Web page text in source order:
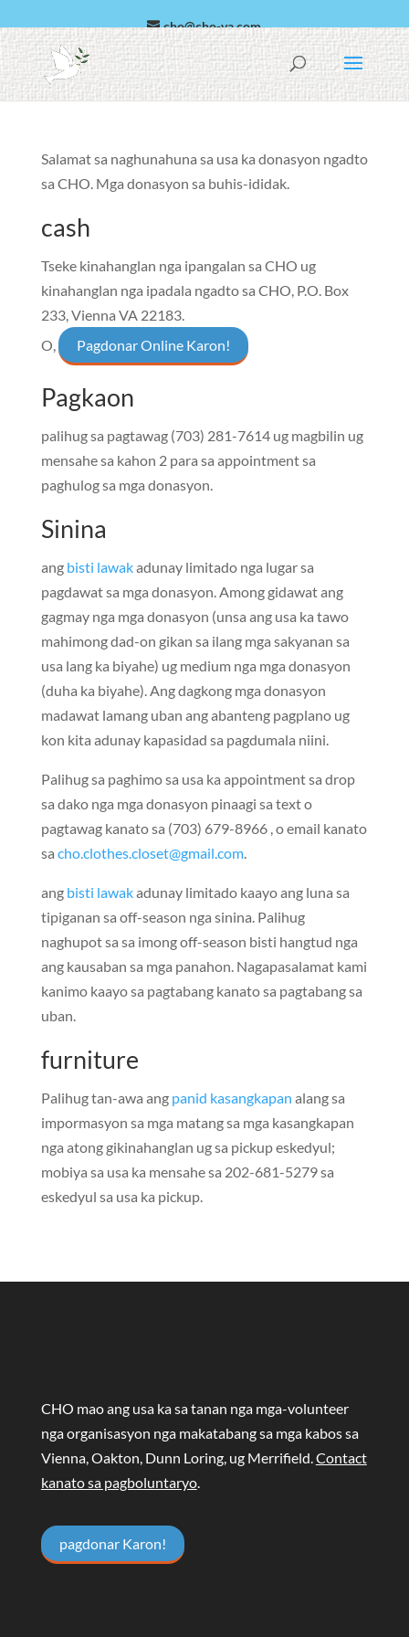
cho@cho-va.com
Arabiko
Español
Salamat sa naghunahuna sa usa ka donasyon ngadto
sa CHO. Mga donasyon sa buhis-ididak.
cash
Tseke kinahanglan nga ipangalan sa CHO ug
kinahanglan nga ipadala ngadto sa CHO, P.O. Box
233, Vienna VA 22183.
O,
Pagdonar Online Karon!
Pagkaon
palihug sa pagtawag (703) 281-7614 ug magbilin ug
mensahe sa kahon 2 para sa appointment sa
paghulog sa mga donasyon.
Sinina
ang bisti lawakadunay limitado nga lugar sa
pagdawat sa mga donasyon. Among gidawat ang
gagmay nga mga donasyon (unsa ang usa ka tawo
mahimong dad-on gikan sa ilang mga sakyanan sa
usa lang ka biyahe) ug medium nga mga donasyon
(duha ka biyahe). Ang dagkong mga donasyon
madawat lamang uban ang abanteng pagplano ug
kon kita adunay kapasidad sa pagdumala niini.
Palihug sa paghimo sa usa ka appointment sa drop
sa dako nga mga donasyon pinaagi sa text o
pagtawag kanato sa (703) 679-8966 , o email kanato
sa cho.clothes.closet@gmail.com.
ang bisti lawakadunay limitado kaayo ang luna sa
tipiganan sa off-season nga sinina. Palihug
naghupot sa sa imong off-season bisti hangtud nga
ang kausaban sa mga panahon. Nagapasalamat kami
kanimo kaayo sa pagtabang kanato sa pagtabang sa
uban.
furniture
Palihug tan-awa ang panid kasangkapan alang sa
impormasyon sa mga matang sa mga kasangkapan
nga atong gikinahanglan ug sa pickup eskedyul;
mobiya sa usa ka mensahe sa 202-681-5279 sa
eskedyul sa usa ka pickup.
CHO mao ang usa ka sa tanan nga mga-volunteer
nga organisasyon nga makatabang sa mga kabos sa
Vienna, Oakton, Dunn Loring, ug Merrifield.Contact
kanato sa pagboluntaryo.
pagdonar Karon!